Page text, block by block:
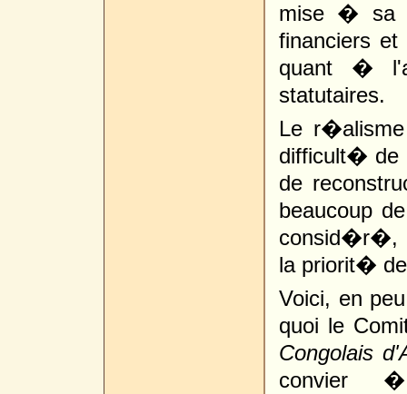
mise � sa
financiers et
quant �
statutaires.
Le
difficult� de
de
beaucoup
consid�r�,
la priorit�
Voici, en
quoi le
Congolais
convier